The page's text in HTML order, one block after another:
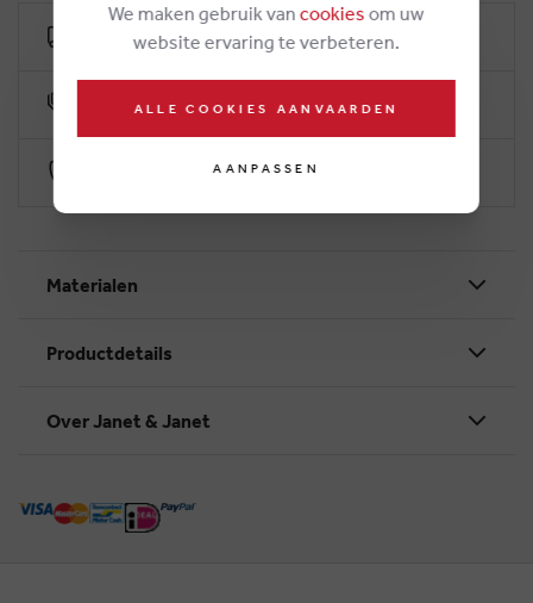
Gratis levering vanaf 50€
10% klantenkorting
Veilig betalen via Worldline
Materialen
Productdetails
Over Janet & Janet
We maken gebruik van cookies om uw
website ervaring te verbeteren.
ALLE COOKIES AANVAARDEN
AANPASSEN